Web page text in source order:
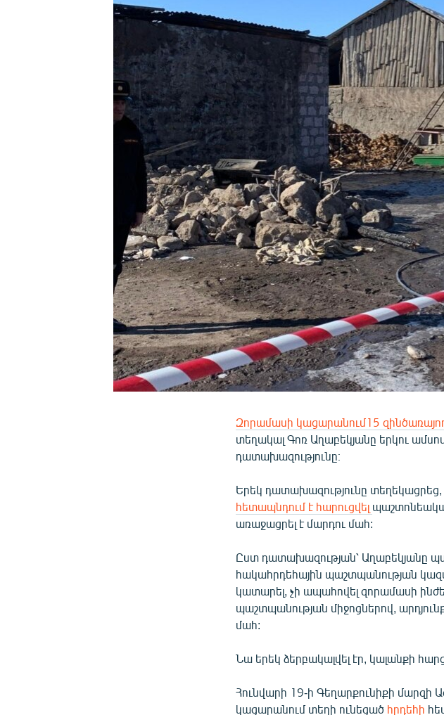
ՄԵԿՆԱԲԱՆՈՒԹՅՈՒՆ
ՁԳՏԵԼՈՎ ԼԱՎԱԳՈՒՅՆԻՆ
Զորամասի կացարանում15
տեղակալ Գոռ Աղաբեկյանը երկու
դատախազությունը։
Երեկ դատախազությունը
հետապնդում է հարուցվել
առաջացրել է մարդու մահ:
Ըստ դատախազության՝ Աղաբեկյանը
հակահրդեհային պաշտպանության
կատարել, չի ապահովել զորամասի
պաշտպանության միջոցներով,
մահ:
Նա երեկ ձերբակալվել էր, կալանքի
Հունվարի 19-ի Գեղարքունիքի մարզի
կացարանում տեղի ունեցած հրդեհի